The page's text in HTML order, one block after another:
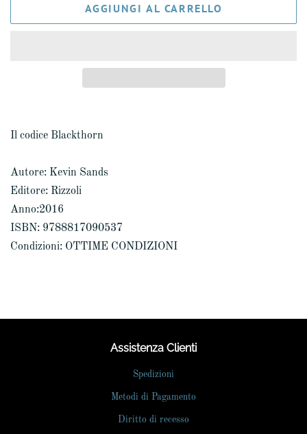
AGGIUNGI AL CARRELLO
Il codice Blackthorn
Autore: Kevin Sands
Editore: Rizzoli
Anno:2016
ISBN: 9788817090537
Condizioni: OTTIME CONDIZIONI
Assistenza Clienti
Spedizioni
Metodi di Pagamento
Diritto di recesso